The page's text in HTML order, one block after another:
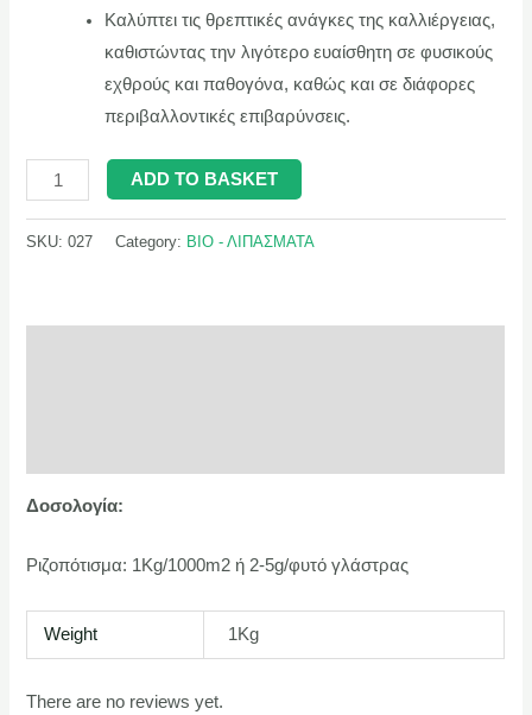
Καλύπτει τις θρεπτικές ανάγκες της καλλιέργειας,
καθιστώντας την λιγότερο ευαίσθητη σε φυσικούς
εχθρούς και παθογόνα, καθώς και σε διάφορες
περιβαλλοντικές επιβαρύνσεις.
ADD TO BASKET
SKU:027 Category: ΒΙΟ - ΛΙΠΑΣΜΑΤΑ
Δοσολογία:
Ριζοπότισμα: 1Kg/1000m2 ή 2-5g/φυτό γλάστρας
Weight 1Kg
There are no reviews yet.